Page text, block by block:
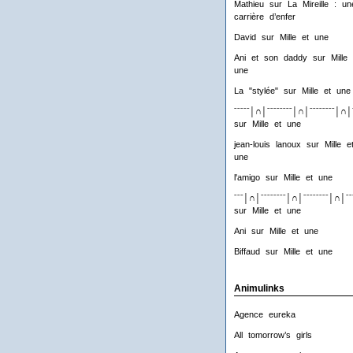
Mathieusur
La Mireille :
carrière d’enfer
David sur Mille et une
Ani et son daddysur
Mille
une
La "stylée"sur Mille et une
sur
Mille et une
jean-louis lanoux sur
Mille et
une
l'amigosur Mille et une
sur
Mille et une
Anisur Mille et une
Biffaud sur Mille et une
Animulinks
Agence eureka
All tomorrow’s girls